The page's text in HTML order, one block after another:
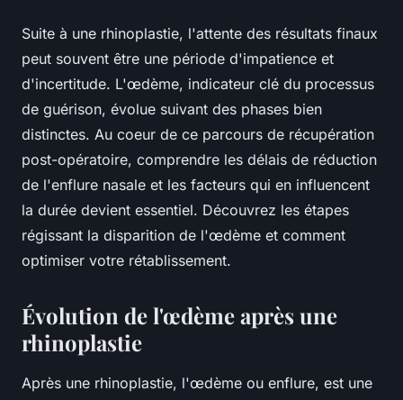
Suite à une rhinoplastie, l'attente des résultats finaux
peut souvent être une période d'impatience et
d'incertitude. L'œdème, indicateur clé du processus
de guérison, évolue suivant des phases bien
distinctes. Au coeur de ce parcours de récupération
post-opératoire, comprendre les délais de réduction
de l'enflure nasale et les facteurs qui en influencent
la durée devient essentiel. Découvrez les étapes
régissant la disparition de l'œdème et comment
optimiser votre rétablissement.
Évolution de l'œdème après une
rhinoplastie
Après une rhinoplastie, l'œdème ou enflure, est une